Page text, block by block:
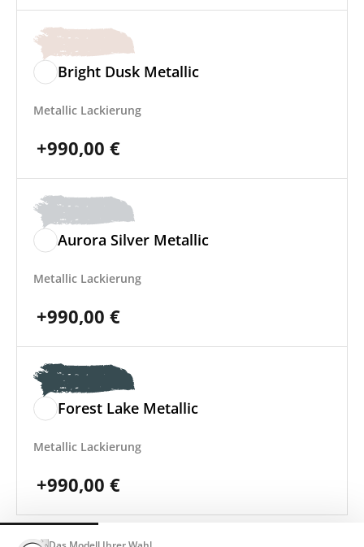
Bright Dusk Metallic
Metallic Lackierung
+990,00 €
Aurora Silver Metallic
Metallic Lackierung
+990,00 €
Forest Lake Metallic
Metallic Lackierung
+990,00 €